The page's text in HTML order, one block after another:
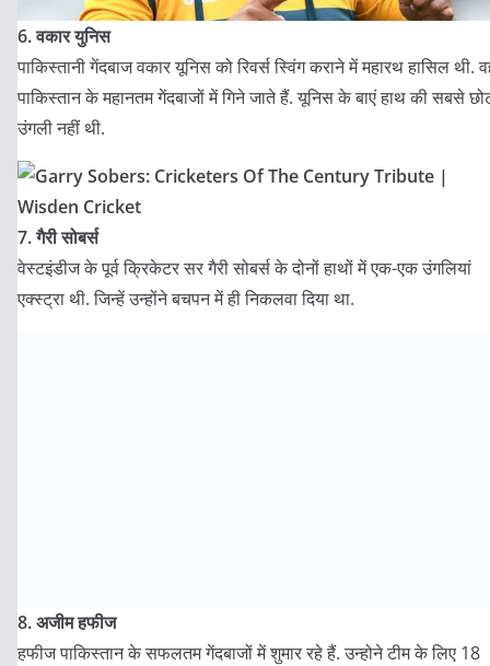
6. वकार युनिस
पाकिस्तानी गेंदबाज वकार यूनिस को रिवर्स स्विंग कराने में महारथ हासिल थी.
पाकिस्तान के महानतम गेंदबाजों में गिने जाते हैं. यूनिस के बाएं हाथ की सबसे
उंगली नहीं थी.
7. गैरी सोबर्स
वेस्टइंडीज के पूर्व क्रिकेटर सर गैरी सोबर्स के दोनों हाथों में एक-एक उंगलियां
एक्स्ट्रा थी. जिन्हें उन्होंने बचपन में ही निकलवा दिया था.
8. अजीम हफीज
हफीज पाकिस्तान के सफलतम गेंदबाजों में शुमार रहे हैं. उन्होने टीम के लिए 18